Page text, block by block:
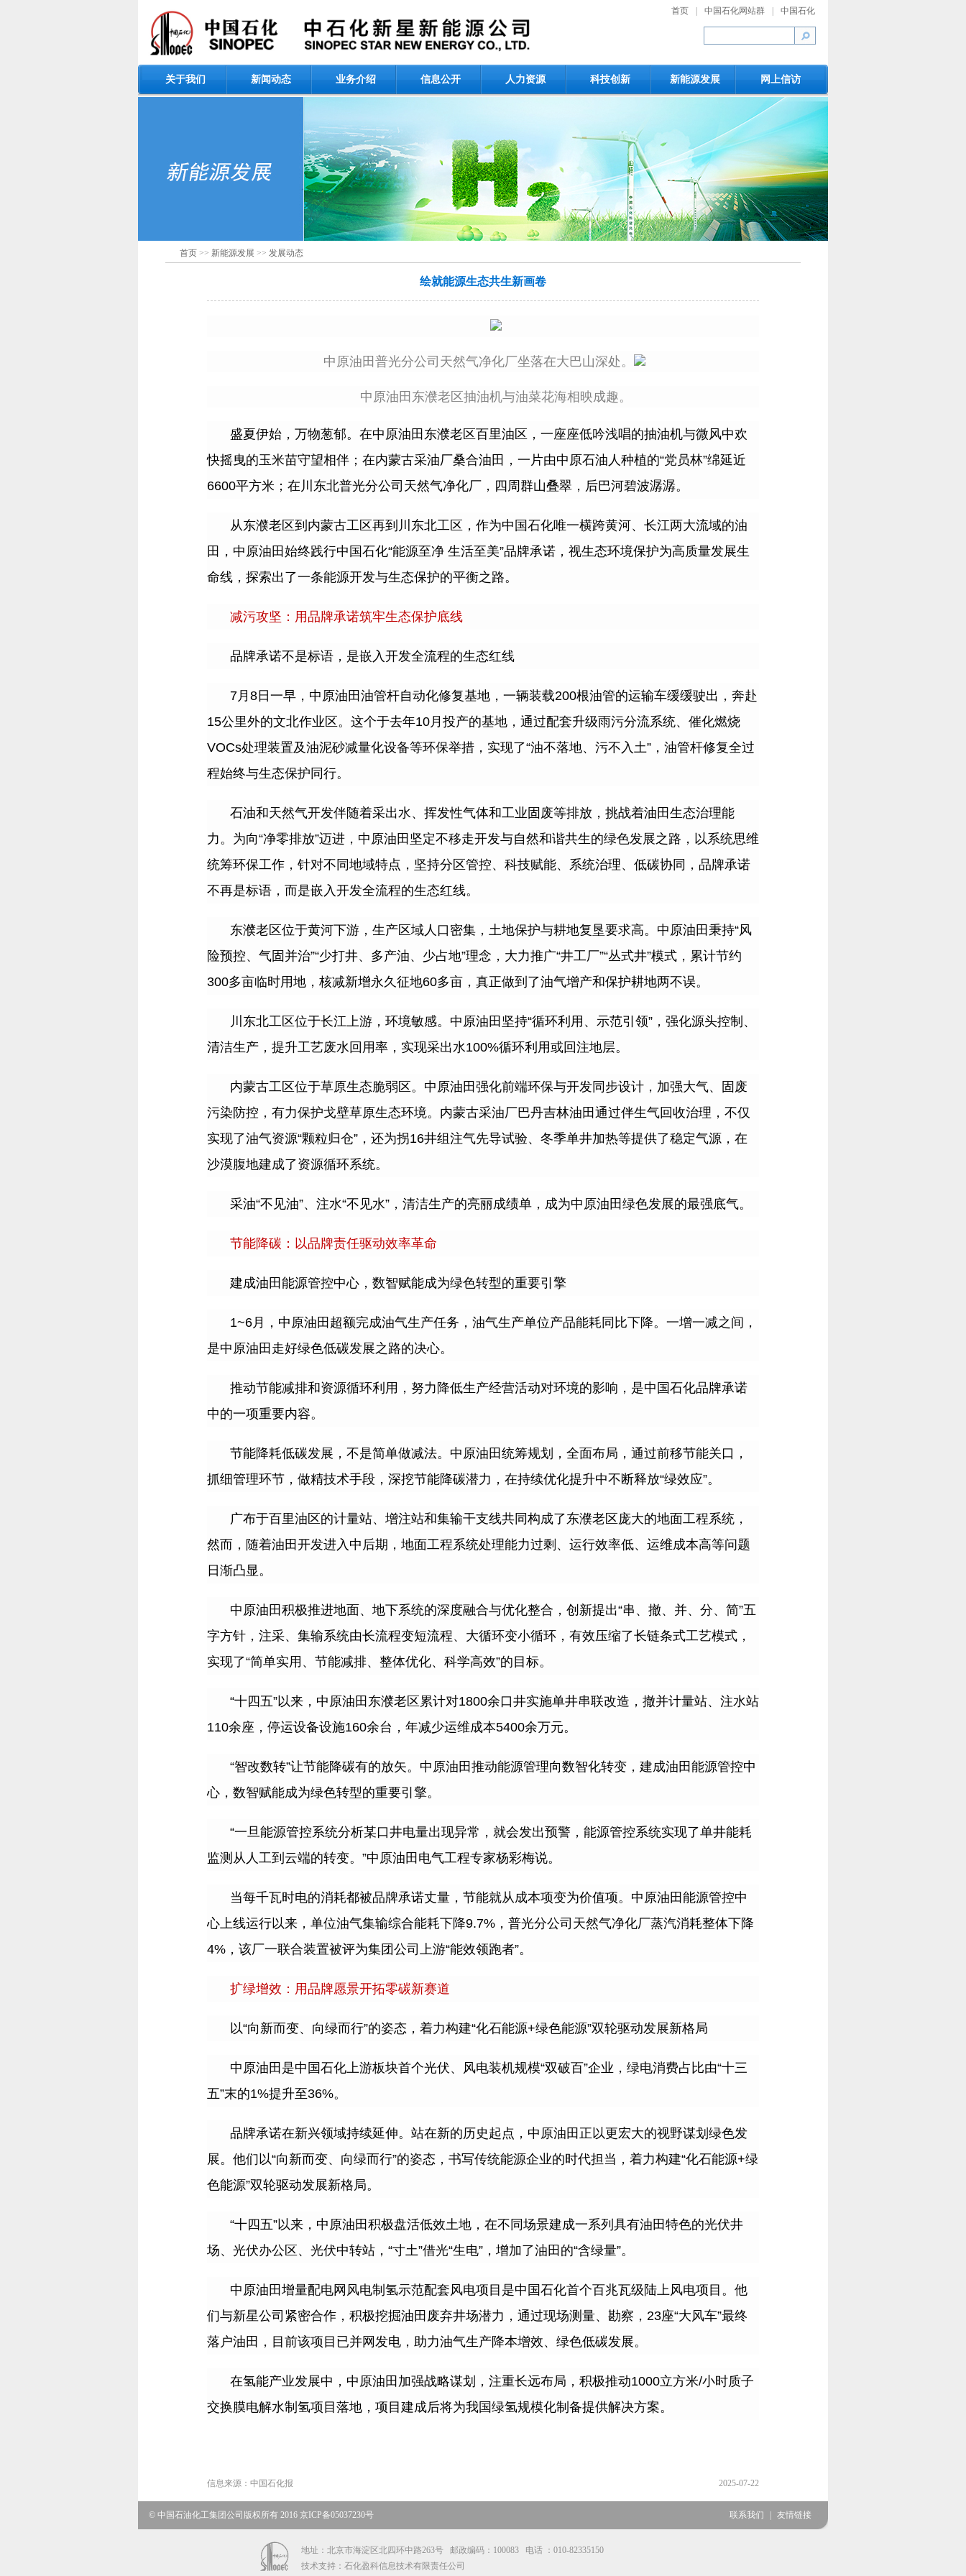
首页 中国石化网站群 中国石化
关于我们 新闻动态 业务介绍 信息公开 人力资源 科技创新 新能源发展 网上信访
首页 >> 新能源发展 >> 发展动态
绘就能源生态共生新画卷
中原油田普光分公司天然气净化厂坐落在大巴山深处。
中原油田东濮老区抽油机与油菜花海相映成趣。
盛夏伊始，万物葱郁。在中原油田东濮老区百里油区，一座座低吟浅唱的抽油机与微风中欢
快摇曳的玉米苗守望相伴；在内蒙古采油厂桑合油田，一片由中原石油人种植的“党员林”绵延近
6600平方米；在川东北普光分公司天然气净化厂，四周群山叠翠，后巴河碧波潺潺。
从东濮老区到内蒙古工区再到川东北工区，作为中国石化唯一横跨黄河、长江两大流域的油
田，中原油田始终践行中国石化“能源至净 生活至美”品牌承诺，视生态环境保护为高质量发展生
命线，探索出了一条能源开发与生态保护的平衡之路。
减污攻坚：用品牌承诺筑牢生态保护底线
品牌承诺不是标语，是嵌入开发全流程的生态红线
7月 8 日一早，中原油田油管杆自动化修复基地，一辆装载200根油管的运输车缓缓驶出，奔赴
15公里外的文北作业区。这个于去年10月投产的基地，通过配套升级雨污分流系统、催化燃烧
VOCs处理装置及油泥砂减量化设备等环保举措，实现了“油不落地、污不入土” ，油管杆修复全过
程始终与生态保护同行。
石油和天然气开发伴随着采出水、挥发性气体和工业固废等排放，挑战着油田生态治理能
力。为向“净零排放”迈进，中原油田坚定不移走开发与自然和谐共生的绿色发展之路，以系统思维
统筹环保工作，针对不同地域特点，坚持分区管控、科技赋能、系统治理、低碳协同，品牌承诺
不再是标语，而是嵌入开发全流程的生态红线。
东濮老区位于黄河下游，生产区域人口密集，土地保护与耕地复垦要求高。中原油田秉持“风
险预控、气固并治”“少打井、多产油、少占地”理念，大力推广“井工厂”“丛式井”模式，累计节约
300多亩临时用地，核减新增永久征地60多亩，真正做到了油气增产和保护耕地两不误。
川东北工区位于长江上游，环境敏感。中原油田坚持“循环利用、示范引领” ，强化源头控制、
清洁生产，提升工艺废水回用率，实现采出水100%循环利用或回注地层。
内蒙古工区位于草原生态脆弱区。中原油田强化前端环保与开发同步设计，加强大气、固废
污染防控，有力保护戈壁草原生态环境。内蒙古采油厂巴丹吉林油田通过伴生气回收治理，不仅
实现了油气资源“颗粒归仓” ，还为拐16井组注气先导试验、冬季单井加热等提供了稳定气源，在
沙漠腹地建成了资源循环系统。
采油“不见油”、注水“不见水” ，清洁生产的亮丽成绩单，成为中原油田绿色发展的最强底气。
节能降碳：以品牌责任驱动效率革命
建成油田能源管控中心，数智赋能成为绿色转型的重要引擎
1~6月，中原油田超额完成油气生产任务，油气生产单位产品能耗同比下降。一增一减之间，
是中原油田走好绿色低碳发展之路的决心。
推动节能减排和资源循环利用，努力降低生产经营活动对环境的影响，是中国石化品牌承诺
中的一项重要内容。
节能降耗低碳发展，不是简单做减法。中原油田统筹规划，全面布局，通过前移节能关口，
抓细管理环节，做精技术手段，深挖节能降碳潜力，在持续优化提升中不断释放“绿效应”。
广布于百里油区的计量站、增注站和集输干支线共同构成了东濮老区庞大的地面工程系统，
然而，随着油田开发进入中后期，地面工程系统处理能力过剩、运行效率低、运维成本高等问题
日渐凸显。
中原油田积极推进地面、地下系统的深度融合与优化整合，创新提出“串、撤、并、分、简”五
字方针，注采、集输系统由长流程变短流程、大循环变小循环，有效压缩了长链条式工艺模式，
实现了“简单实用、节能减排、整体优化、科学高效”的目标。
“十四五”以来，中原油田东濮老区累计对1800余口井实施单井串联改造，撤并计量站、注水站
110余座，停运设备设施160余台，年减少运维成本5400余万元。
“智改数转”让节能降碳有的放矢。中原油田推动能源管理向数智化转变，建成油田能源管控中
心，数智赋能成为绿色转型的重要引擎。
“一旦能源管控系统分析某口井电量出现异常，就会发出预警，能源管控系统实现了单井能耗
监测从人工到云端的转变。 ”中原油田电气工程专家杨彩梅说。
当每千瓦时电的消耗都被品牌承诺丈量，节能就从成本项变为价值项。中原油田能源管控中
心上线运行以来，单位油气集输综合能耗下降9.7% ，普光分公司天然气净化厂蒸汽消耗整体下降
4% ，该厂一联合装置被评为集团公司上游“能效领跑者”。
扩绿增效：用品牌愿景开拓零碳新赛道
以“向新而变、向绿而行”的姿态，着力构建“化石能源+绿色能源”双轮驱动发展新格局
中原油田是中国石化上游板块首个光伏、风电装机规模“双破百”企业，绿电消费占比由“十三
五”末的1%提升至36%。
品牌承诺在新兴领域持续延伸。站在新的历史起点，中原油田正以更宏大的视野谋划绿色发
展。他们以“向新而变、向绿而行”的姿态，书写传统能源企业的时代担当，着力构建“化石能源+绿
色能源”双轮驱动发展新格局。
“十四五”以来，中原油田积极盘活低效土地，在不同场景建成一系列具有油田特色的光伏井
场、光伏办公区、光伏中转站， “寸土”借光“生电” ，增加了油田的“含绿量”。
中原油田增量配电网风电制氢示范配套风电项目是中国石化首个百兆瓦级陆上风电项目。他
们与新星公司紧密合作，积极挖掘油田废弃井场潜力，通过现场测量、勘察， 23座“大风车”最终
落户油田，目前该项目已并网发电，助力油气生产降本增效、绿色低碳发展。
在氢能产业发展中，中原油田加强战略谋划，注重长远布局，积极推动1000立方米/小时质子
交换膜电解水制氢项目落地，项目建成后将为我国绿氢规模化制备提供解决方案。
信息来源： 中国石化报 2025-07-22
© 中国石油化工集团公司版权所有 2016 京ICP备05037230号 联系我们 友情链接
地址：北京市海淀区北四环中路263号 邮政编码：100083 电话 ：010-82335150
技术支持：石化盈科信息技术有限责任公司